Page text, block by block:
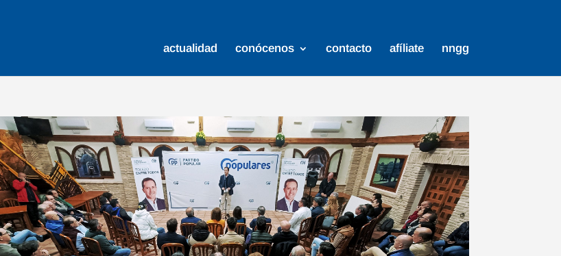
actualidad conócenos contacto afíliate nngg